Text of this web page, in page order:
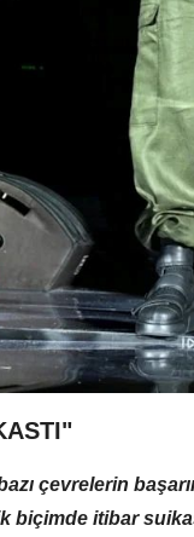
çevrelerin
biçimde itibar